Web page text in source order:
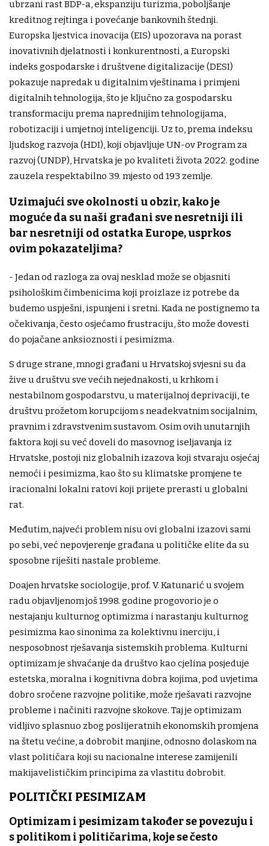
ubrzani rast BDP-a, ekspanziju turizma, poboljšanje
kreditnog rejtinga i povećanje bankovnih štednji.
Europska ljestvica inovacija (EIS) upozorava na porast
inovativnih djelatnosti i konkurentnosti, a Europski
indeks gospodarske i društvene digitalizacije (DESI)
pokazuje napredak u digitalnim vještinama i primjeni
digitalnih tehnologija, što je ključno za gospodarsku
transformaciju prema naprednijim tehnologijama,
robotizaciji i umjetnoj inteligenciji. Uz to, prema indeksu
ljudskog razvoja (HDI), koji objavljuje UN-ov Program za
razvoj (UNDP), Hrvatska je po kvaliteti života 2022. godine
zauzela respektabilno 39. mjesto od 193 zemlje.
Uzimajući sve okolnosti u obzir, kako je
moguće da su naši građani sve nesretniji ili
bar nesretniji od ostatka Europe, usprkos
ovim pokazateljima?
- Jedan od razloga za ovaj nesklad može se objasniti
psihološkim čimbenicima koji proizlaze iz potrebe da
budemo uspješni, ispunjeni i sretni. Kada ne postignemo ta
očekivanja, često osjećamo frustraciju, što može dovesti
do pojačane anksioznosti i pesimizma.
S druge strane, mnogi građani u Hrvatskoj svjesni su da
žive u društvu sve većih nejednakosti, u krhkom i
nestabilnom gospodarstvu, u materijalnoj deprivaciji, te
društvu prožetom korupcijom s neadekvatnim socijalnim,
pravnim i zdravstvenim sustavom. Osim ovih unutarnjih
faktora koji su već doveli do masovnog iseljavanja iz
Hrvatske, postoji niz globalnih izazova koji stvaraju osjećaj
nemoći i pesimizma, kao što su klimatske promjene te
iracionalni lokalni ratovi koji prijete prerasti u globalni
rat.
Međutim, najveći problem nisu ovi globalni izazovi sami
po sebi, već nepovjerenje građana u političke elite da su
sposobne riješiti nastale probleme.
Doajen hrvatske sociologije, prof. V. Katunarić u svojem
radu objavljenom još 1998. godine progovorio je o
nestajanju kulturnog optimizma i narastanju kulturnog
pesimizma kao sinonima za kolektivnu inerciju, i
nesposobnost rješavanja sistemskih problema. Kulturni
optimizam je shvaćanje da društvo kao cjelina posjeduje
estetska, moralna i kognitivna dobra kojima, pod uvjetima
dobro sročene razvojne politike, može rješavati razvojne
probleme i načiniti razvojne skokove. Taj je optimizam
vidljivo splasnuo zbog poslijeratnih ekonomskih promjena
na štetu većine, a dobrobit manjine, odnosno dolaskom na
vlast političara koji su nacionalne interese zamijenili
makijavelističkim principima za vlastitu dobrobit.
POLITIČKI PESIMIZAM
Optimizam i pesimizam također se povezuju i
s politikom i političarima, koje se često